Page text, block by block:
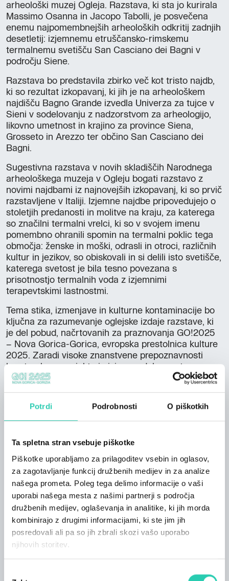
Potrdi Podrobnosti O piškotkih
Ta spletna stran vsebuje piškotke
Piškotke uporabljamo za prilagoditev vsebin in oglasov,
za zagotavljanje funkcij družbenih medijev in za analize
našega prometa. Poleg tega delimo informacije o vaši
uporabi našega mesta z našimi partnerji s področja
družbenih medijev, oglaševanja in analitike, ki jih morda
kombinirajo z drugimi informacijami, ki ste jim jih
posredovali ali pa so jih zbrali skozi vašo uporabo
njihovih storitev.
arheološki muzej Ogleja. Razstava, ki sta jo kurirala
Massimo Osanna in Jacopo Tabolli, je posvečena
enemu najpomembnejših arheoloških odkritij zadnjih
desetletij: izjemnemu etruščansko-rimskemu
termalnemu svetišču San Casciano dei Bagni v
področju Siene.
Razstava bo predstavila zbirko več kot tristo najdb,
ki so rezultat izkopavanj, ki jih je na arheološkem
najdišču Bagno Grande izvedla Univerza za tujce v
Sieni v sodelovanju z nadzorstvom za arheologijo,
likovno umetnost in krajino za province Siena,
Grosseto in Arezzo ter občino San Casciano dei
Bagni.
Sugestivna razstava v novih skladiščih Narodnega
arheološkega muzeja v Ogleju bogati razstavo z
novimi najdbami iz najnovejših izkopavanj, ki so prvič
razstavljene v Italiji. Izjemne najdbe pripovedujejo o
stoletjih predanosti in molitve na kraju, za katerega
so značilni termalni vrelci, ki so v svojem imenu
pomembno ohranili spomin na termalni poklic tega
območja: ženske in moški, odrasli in otroci, različnih
kultur in jezikov, so obiskovali in si delili isto svetišče,
katerega svetost je bila tesno povezana s
prisotnostjo termalnih voda z izjemnimi
terapevtskimi lastnostmi.
Tema stika, izmenjave in kulturne kontaminacije bo
ključna za razumevanje oglejske izdaje razstave, ki
je del pobud, načrtovanih za praznovanja GO!2025
– Nova Gorica-Gorica, evropska prestolnica kulture
2025. Zaradi visoke znanstvene prepoznavnosti
kuratorskega projekta in izjemne dokumentarne
vrednosti artefaktov bogati program dogodkov.
(zadnji vstop ob 18.00). Polna cena vstopnice: 14 €
/ Znižana cena vstopnice: 2 €. Brezplačno za
otroke, mlajše od 18 let, vsako prvo nedeljo v
Promoturismo FVG ponuja vodene oglede z
rezervacijo ob sobotah, nedeljah in vseh praznikih
ob 10.30 in 15.00. Razstavo je sponzoriralo
Ministrstvo za kulturo, organiziral pa jo je Generalni
direktorat za muzeje Ministrstva za kulturo skupaj z
Zgodovinskim muzejem in parkom gradu Miramare -
Regionalnim direktoratom narodnih muzejev
Furlanije - Julijske krajine - Narodnim arheološkim
muzejem Ogleja. Razstava je organizirana s
umetnost in krajino Ministrstva za kulturo,